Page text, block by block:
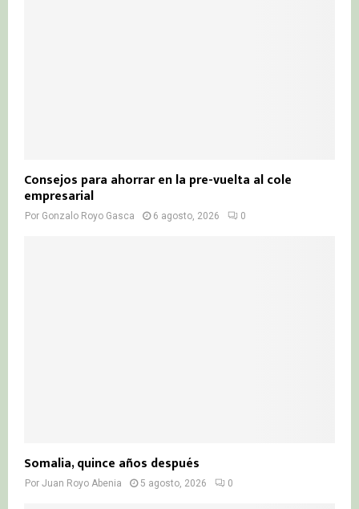
Consejos para ahorrar en la pre-vuelta al cole
empresarial
Por Gonzalo Royo Gasca 6 agosto, 2026 0
Somalia, quince años después
Por Juan Royo Abenia 5 agosto, 2026 0